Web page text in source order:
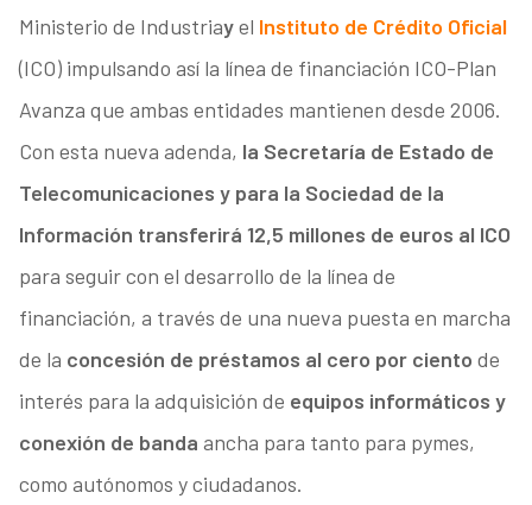
Ministerio de Industriayel Instituto de Crédito Oficial
(ICO) impulsando así la línea de financiación ICO-Plan
Avanza que ambas entidades mantienen desde 2006.
Con esta nueva adenda, la Secretaría de Estado de
Telecomunicaciones y para la Sociedad de la
Información transferirá 12,5 millones de euros al ICO
para seguir con el desarrollo de la línea de
financiación, a través de una nueva puesta en marcha
de la concesión de préstamos al cero por ciento de
interés para la adquisición de equipos informáticos y
conexión de banda ancha para tanto para pymes,
como autónomos y ciudadanos.